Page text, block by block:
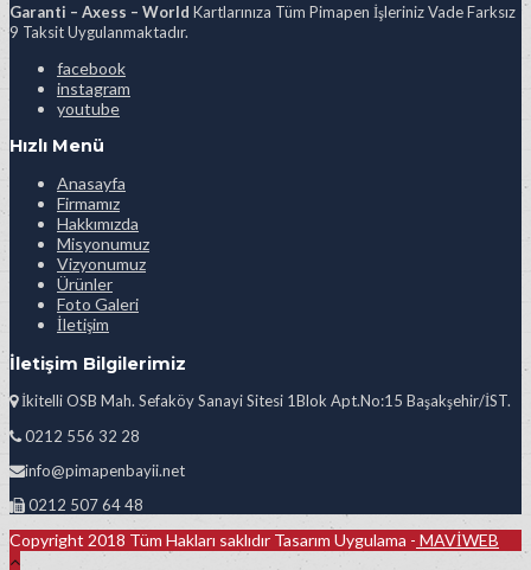
Garanti – Axess – World Kartlarınıza Tüm Pimapen İşleriniz Vade Farksız
9 Taksit Uygulanmaktadır.
facebook
instagram
youtube
Hızlı Menü
Anasayfa
Firmamız
Hakkımızda
Misyonumuz
Vizyonumuz
Ürünler
Foto Galeri
İletişim
İletişim Bilgilerimiz
İkitelli OSB Mah. Sefaköy Sanayi Sitesi 1Blok Apt.No:15 Başakşehir/İST.
0212 556 32 28
info@pimapenbayii.net
0212 507 64 48
Copyright 2018 Tüm Hakları saklıdır Tasarım Uygulama - MAVİWEB